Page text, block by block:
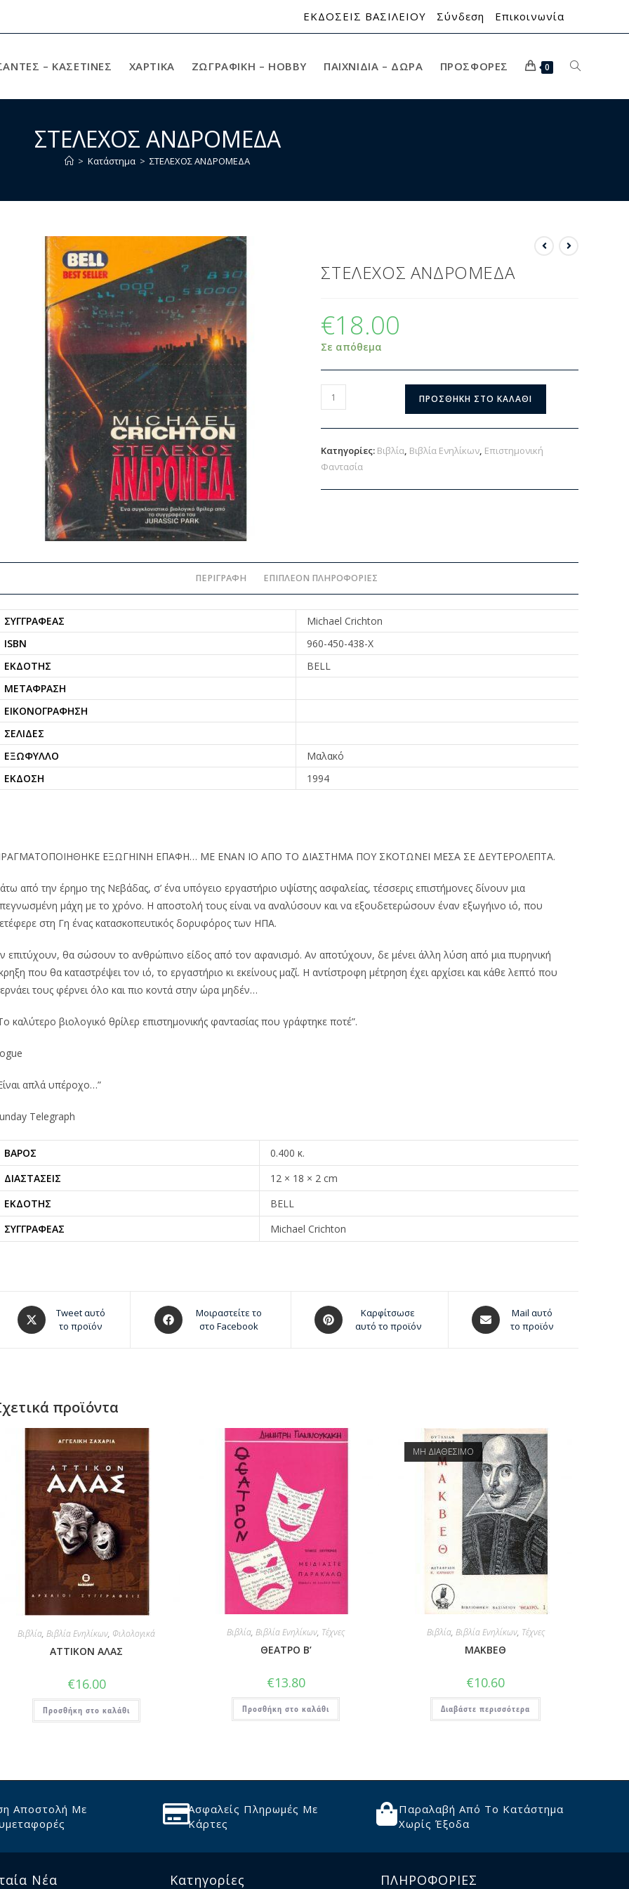
ΕΚΔΟΣΕΙΣ ΒΑΣΙΛΕΙΟΥ Σύνδεση Επικοινωνία
– ΚΑΣΕΤΙΝΕΣ ΧΑΡΤΙΚΆ ΖΩΓΡΑΦΙΚΉ – HOBBY ΠΑΙΧΝΊΔΙΑ – ΔΏΡΑ ΠΡΟΣΦΟΡΈΣ 0
ΣΤΕΛΕΧΟΣ ΑΝΔΡΟΜΕΔΑ
> Κατάστημα > ΣΤΕΛΕΧΟΣ ΑΝΔΡΟΜΕΔΑ
ΣΤΕΛΕΧΟΣ ΑΝΔΡΟΜΕΔΑ
€18.00
Σε απόθεμα
ΠΡΟΣΘΉΚΗ ΣΤΟ ΚΑΛΆΘΙ
Κατηγορίες: Βιβλία, Βιβλία Ενηλίκων, Επιστημονική
Φαντασία
ΠΕΡΙΓΡΑΦΉ ΕΠΙΠΛΈΟΝ ΠΛΗΡΟΦΟΡΊΕΣ
ΣΥΓΓΡΑΦΈΑΣ
Michael Crichton
ISBN
960-450-438-X
ΕΚΔΌΤΗΣ
BELL
ΜΕΤΆΦΡΑΣΗ
ΕΙΚΟΝΟΓΡΆΦΗΣΗ
ΣΕΛΊΔΕΣ
ΕΞΏΦΥΛΛΟ
Μαλακό
ΈΚΔΟΣΗ
1994
ΕΞΩΓΗΙΝΗ ΕΠΑΦΗ… ΜΕ ΕΝΑΝ ΙΟ ΑΠΟ ΤΟ ΔΙΑΣΤΗΜΑ ΠΟΥ ΣΚΟΤΩΝΕΙ ΜΕΣΑ ΣΕ ΔΕΥΤΕΡΟΛΕΠΤΑ.
από την έρημο της Νεβάδας, σ’ ένα υπόγειο εργαστήριο υψίστης ασφαλείας, τέσσερις επιστήμονες δίνουν μια
μάχη με το χρόνο. Η αποστολή τους είναι να αναλύσουν και να εξουδετερώσουν έναν εξωγήινο ιό, που
στη Γη ένας κατασκοπευτικός δορυφόρος των ΗΠΑ.
επιτύχουν, θα σώσουν το ανθρώπινο είδος από τον αφανισμό. Αν αποτύχουν, δε μένει άλλη λύση από μια πυρηνική
που θα καταστρέψει τον ιό, το εργαστήριο κι εκείνους μαζί. Η αντίστροφη μέτρηση έχει αρχίσει και κάθε λεπτό που
τους φέρνει όλο και πιο κοντά στην ώρα μηδέν…
καλύτερο βιολογικό θρίλερ επιστημονικής φαντασίας που γράφτηκε ποτέ”.
απλά υπέροχο…”
Telegraph
ΒΆΡΟΣ
0.400 κ.
ΔΙΑΣΤΆΣΕΙΣ
12 × 18 × 2 cm
ΕΚΔΌΤΗΣ
BELL
ΣΥΓΓΡΑΦΈΑΣ
Michael Crichton
Tweet αυτό
το προϊόν
Μοιραστείτε το
στο Facebook
Καρφίτσωσε
αυτό το προϊόν
Mail αυτό
το προϊόν
προϊόντα
Βιβλία,Βιβλία Ενηλίκων, Φιλολογικά
ΑΤΤΙΚΟΝ ΑΛΑΣ
€16.00
Προσθήκη στο καλάθι
Βιβλία,Βιβλία Ενηλίκων, Τέχνες
ΘΕΑΤΡΟ Β’
€13.80
Προσθήκη στο καλάθι
ΜΗ ΔΙΑΘΕΣΙΜΟ
Βιβλία, Βιβλία Ενηλίκων, Τέχνες
ΜΑΚΒΕΘ
€10.60
Διαβάστε περισσότερα
Αποστολή Με
Ασφαλείς Πληρωμές Με
Κάρτες
Παραλαβή Από Το Κατάστημα
Χωρίς Έξοδα
Νέα Κατηγορίες ΠΛΗΡΟΦΟΡΙΕΣ